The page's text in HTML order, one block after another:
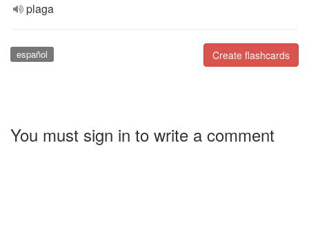
plaga
Create flashcards
español
You must sign in to write a comment